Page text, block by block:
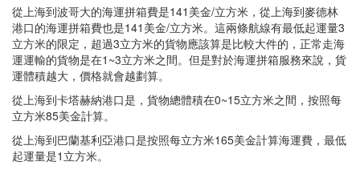
從上海到波哥大的海運拼箱費是141美金/立方米，從上海到麥德林
港口的海運拼箱費也是141美金/立方米。這兩條航線有最低起運量3
立方米的限定，超過3立方米的貨物應該算是比較大件的，正常走海
運運輸的貨物是在1~3立方米之間。但是對於海運拼箱服務來說，貨
運體積越大，價格就會越劃算。
從上海到卡塔赫納港口是，貨物總體積在0~15立方米之間，按照每
立方米85美金計算。
從上海到巴蘭基利亞港口是按照每立方米165美金計算海運費，最低
起運量是1立方米。